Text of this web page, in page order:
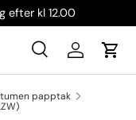
efter kl 12.00
Sök Logga in
papptak